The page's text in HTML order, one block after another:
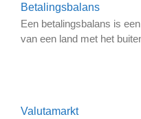
Betalingsbalans
Een betalingsbalans is
van een land met het
Valutamarkt